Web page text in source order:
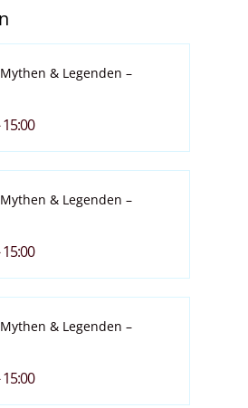
& Legenden –
15:00
& Legenden –
15:00
& Legenden –
15:00